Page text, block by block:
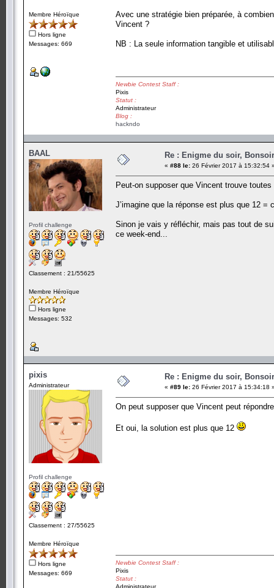
Membre Héroïque
Hors ligne
Messages: 669
Avec une stratégie bien préparée, à
Vincent ?
NB : La seule information tangible et
Newbie Contest Staff :
Pixis
Statut :
Administrateur
Blog :
hackndo
BAAL
Profil challenge
Classement : 21/55625
Membre Héroïque
Hors ligne
Messages: 532
Re : Enigme du soir,
« #88 le: 26 Février 2017 à 15:32:54
Peut-on supposer que Vincent trouve
J’imagine que la réponse est plus que 12 =
Sinon je vais y réfléchir, mais pas tout de
ce week-end...
pixis
Administrateur
Profil challenge
Classement : 27/55625
Membre Héroïque
Hors ligne
Messages: 669
Re : Enigme du soir,
« #89 le: 26 Février 2017 à 15:34:18
On peut supposer que Vincent peut
Et oui, la solution est plus que 12
Newbie Contest Staff :
Pixis
Statut :
Administrateur